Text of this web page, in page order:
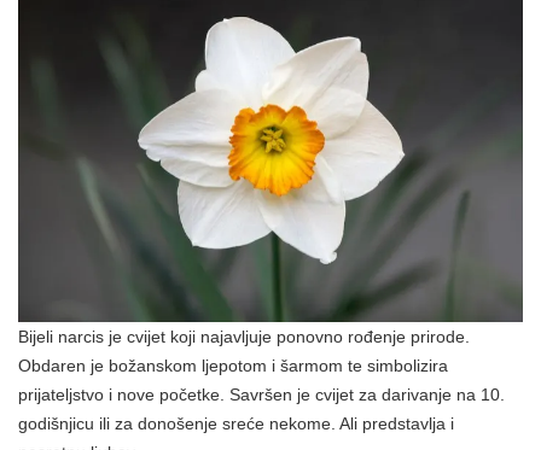
Bijeli narcis je cvijet koji najavljuje ponovno rođenje prirode.
Obdaren je božanskom ljepotom i šarmom te simbolizira
prijateljstvo i nove početke. Savršen je cvijet za darivanje na 10.
godišnjicu ili za donošenje sreće nekome. Ali predstavlja i